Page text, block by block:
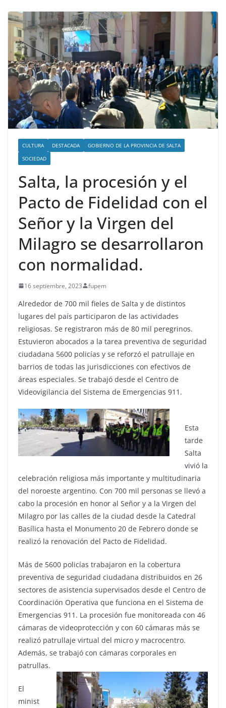
CULTURA DESTACADA
GOBIERNO DE LA PROVINCIA DE SALTA
SOCIEDAD
Salta, la procesión y el
Pacto de Fidelidad con el
Señor y la Virgen del
Milagro se desarrollaron
con normalidad.
16 septiembre, 2023 fupem
Alrededor de 700 mil fieles de Salta y de distintos
lugares del país participaron de las actividades
religiosas. Se registraron más de 80 mil peregrinos.
Estuvieron abocados a la tarea preventiva de seguridad
ciudadana 5600 policías y se reforzó el patrullaje en
barrios de todas las jurisdicciones con efectivos de
áreas especiales. Se trabajó desde el Centro de
Videovigilancia del Sistema de Emergencias 911.
Esta
tarde
Salta
vivió la
celebración religiosa más importante y multitudinaria
del noroeste argentino. Con 700 mil personas se llevó a
cabo la procesión en honor al Señor y a la Virgen del
Milagro por las calles de la ciudad desde la Catedral
Basílica hasta el Monumento 20 de Febrero donde se
realizó la renovación del Pacto de Fidelidad.
Más de 5600 policías trabajaron en la cobertura
preventiva de seguridad ciudadana distribuidos en 26
sectores de asistencia supervisados desde el Centro de
Coordinación Operativa que funciona en el Sistema de
Emergencias 911. La procesión fue monitoreada con 46
cámaras de videoprotección y con 60 cámaras más se
realizó patrullaje virtual del micro y macrocentro.
Además, se trabajó con cámaras corporales en
patrullas.
El
minist